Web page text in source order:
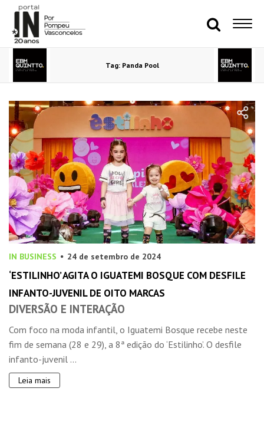
Tag: Panda Pool
IN BUSINESS 24 de setembro de 2024
‘ESTILINHO’ AGITA O IGUATEMI BOSQUE COM DESFILE
INFANTO-JUVENIL DE OITO MARCAS
DIVERSÃO E INTERAÇÃO
Com foco na moda infantil, o Iguatemi Bosque recebe neste
fim de semana (28 e 29), a 8ª edição do ‘Estilinho’. O desfile
infanto-juvenil ...
Leia mais